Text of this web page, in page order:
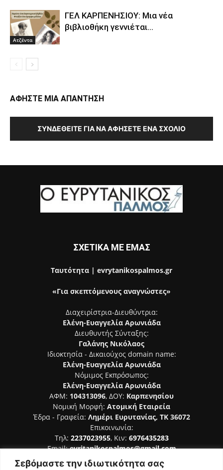
Σεβόμαστε την ιδιωτικότητα σας
Ατζέντα
ΓΕΛ ΚΑΡΠΕΝΗΣΙΟΥ: Μια νέα
βιβλιοθήκη γεννιέται…
ΑΦΗΣΤΕ ΜΙΑ ΑΠΑΝΤΗΣΗ
ΣΥΝΔΕΘΕΊΤΕ ΓΙΑ ΝΑ ΑΦΉΣΕΤΕ ΈΝΑ ΣΧΌΛΙΟ
ΣΧΕΤΙΚΑ ΜΕ ΕΜΑΣ
Ταυτότητα | evrytanikospalmos.gr
«Για σκεπτόμενους αναγνώστες»
Διαχειρίστρια-Διευθύντρια:
Ελένη-Ευαγγελία Αρωνιάδα
Διευθυντής Σύνταξης:
Γαλάνης Νικόλαος
Ιδιοκτησία - Δικαιούχος domain name:
Ελένη-Ευαγγελία Αρωνιάδα
Νόμιμος Εκπρόσωπος:
Ελένη-Ευαγγελία Αρωνιάδα
ΑΦΜ: 104313096, ΔΟΥ: Καρπενησίου
Νομική Μορφή: Ατομική Εταιρεία
Έδρα - Γραφεία: Λημέρι Ευρυτανίας, ΤΚ 36072
Επικοινωνία:
Τηλ: 2237023955, Κιν: 6976435283
Email:evritanikospalmos@gmail.com